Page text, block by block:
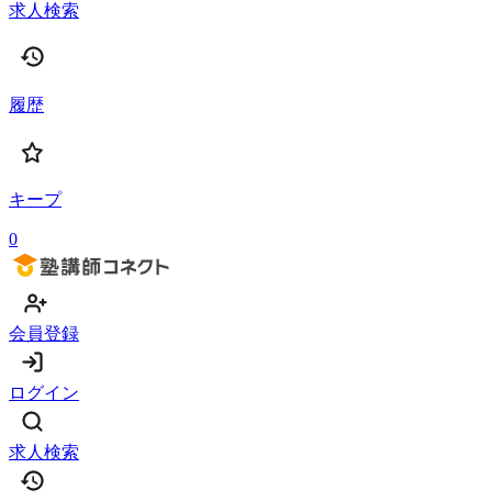
求人検索
履歴
キープ
0
会員登録
ログイン
求人検索